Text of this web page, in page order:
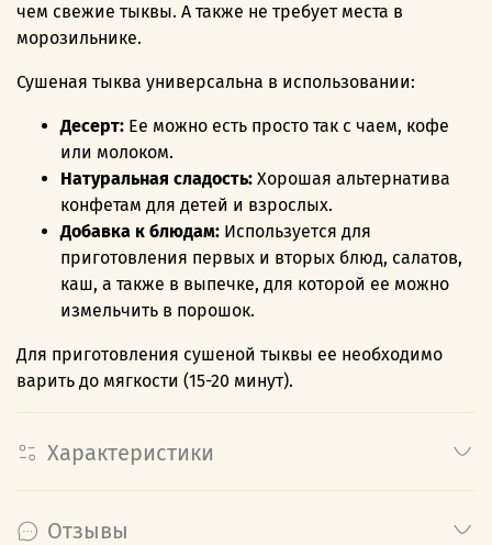
чем свежие тыквы. А также не требует места в
морозильнике.
Сушеная тыква универсальна в использовании:
Десерт: Ее можно есть просто так с чаем, кофе
или молоком.
Натуральная сладость: Хорошая альтернатива
конфетам для детей и взрослых.
Добавка к блюдам: Используется для
приготовления первых и вторых блюд, салатов,
каш, а также в выпечке, для которой ее можно
измельчить в порошок.
Для приготовления сушеной тыквы ее необходимо
варить до мягкости (15-20 минут).
Характеристики
Отзывы